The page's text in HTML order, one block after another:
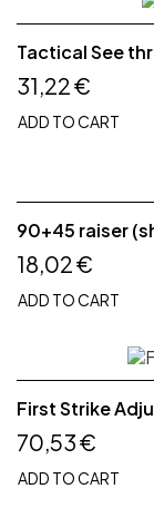
Tactical See
31,22 €
ADD TO CART
90+45 raiser
18,02 €
ADD TO CART
First Strike
70,53 €
ADD TO CART